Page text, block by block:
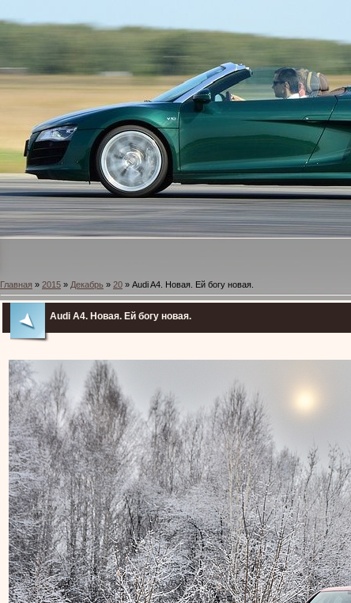
Главная » 2015 » Декабрь » 20 » Audi A4. Новая. Ей богу новая.
Audi A4. Новая. Ей богу новая.